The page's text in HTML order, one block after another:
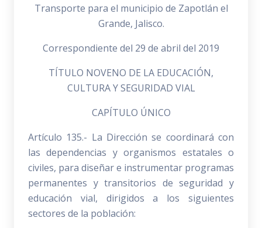
Transporte para el municipio de Zapotlán el
Grande, Jalisco.
Correspondiente del 29 de abril del 2019
TÍTULO NOVENO DE LA EDUCACIÓN,
CULTURA Y SEGURIDAD VIAL
CAPÍTULO ÚNICO
Artículo 135.- La Dirección se coordinará con
las dependencias y organismos estatales o
civiles, para diseñar e instrumentar programas
permanentes y transitorios de seguridad y
educación vial, dirigidos a los siguientes
sectores de la población: